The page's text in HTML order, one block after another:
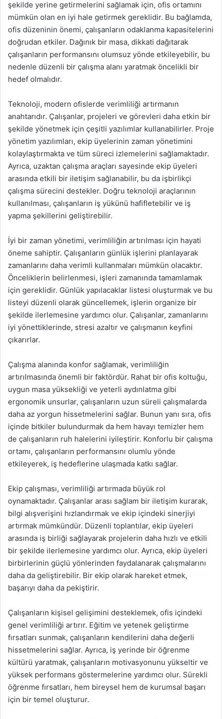
şekilde yerine getirmelerini sağlamak için, ofis ortamını
mümkün olan en iyi hale getirmek gereklidir. Bu bağlamda,
ofis düzeninin önemi, çalışanların odaklanma kapasitelerini
doğrudan etkiler. Dağınık bir masa, dikkati dağıtarak
çalışanların performansını olumsuz yönde etkileyebilir, bu
nedenle düzenli bir çalışma alanı yaratmak öncelikli bir
hedef olmalıdır.
Teknoloji, modern ofislerde verimliliği artırmanın
anahtarıdır. Çalışanlar, projeleri ve görevleri daha etkin bir
şekilde yönetmek için çeşitli yazılımlar kullanabilirler. Proje
yönetim yazılımları, ekip üyelerinin zaman yönetimini
kolaylaştırmakta ve tüm süreci izlemelerini sağlamaktadır.
Ayrıca, uzaktan çalışma araçları sayesinde ekip üyeleri
arasında etkili bir iletişim sağlanabilir, bu da işbirlikçi
çalışma sürecini destekler. Doğru teknoloji araçlarının
kullanılması, çalışanların iş yükünü hafifletebilir ve iş
yapma şekillerini geliştirebilir.
İyi bir zaman yönetimi, verimliliğin artırılması için hayati
öneme sahiptir. Çalışanların günlük işlerini planlayarak
zamanlarını daha verimli kullanmaları mümkün olacaktır.
Önceliklerin belirlenmesi, işleri zamanında tamamlamak
için gereklidir. Günlük yapılacaklar listesi oluşturmak ve bu
listeyi düzenli olarak güncellemek, işlerin organize bir
şekilde ilerlemesine yardımcı olur. Çalışanlar, zamanlarını
iyi yönettiklerinde, stresi azaltır ve çalışmanın keyfini
çıkarırlar.
Çalışma alanında konfor sağlamak, verimliliğin
artırılmasında önemli bir faktördür. Rahat bir ofis koltuğu,
uygun masa yüksekliği ve yeterli aydınlatma gibi
ergonomik unsurlar, çalışanların uzun süreli çalışmalarda
daha az yorgun hissetmelerini sağlar. Bunun yanı sıra, ofis
içinde bitkiler bulundurmak da hem havayı temizler hem
de çalışanların ruh halelerini iyileştirir. Konforlu bir çalışma
ortamı, çalışanların performansını olumlu yönde
etkileyerek, iş hedeflerine ulaşmada katkı sağlar.
Ekip çalışması, verimliliği artırmada büyük rol
oynamaktadır. Çalışanlar arası sağlam bir iletişim kurarak,
bilgi alışverişini hızlandırmak ve ekip içindeki sinerjiyi
artırmak mümkündür. Düzenli toplantılar, ekip üyeleri
arasında iş birliği sağlayarak projelerin daha hızlı ve etkili
bir şekilde ilerlemesine yardımcı olur. Ayrıca, ekip üyeleri
birbirlerinin güçlü yönlerinden faydalanarak çalışmalarını
daha da geliştirebilir. Bir ekip olarak hareket etmek,
başarıyı daha da pekiştirir.
Çalışanların kişisel gelişimini desteklemek, ofis içindeki
genel verimliliği artırır. Eğitim ve yetenek geliştirme
fırsatları sunmak, çalışanların kendilerini daha değerli
hissetmelerini sağlar. Ayrıca, iş yerinde bir öğrenme
kültürü yaratmak, çalışanların motivasyonunu yükseltir ve
yüksek performans göstermelerine yardımcı olur. Sürekli
öğrenme fırsatları, hem bireysel hem de kurumsal başarı
için bir temel oluşturur.